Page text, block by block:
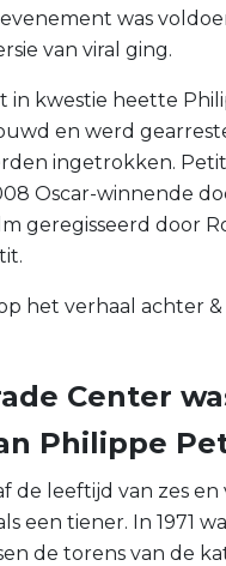
was
van viral ging.
in kwestie heette
en werd
ingetrokken.
Oscar-winnende
geregisseerd door
het verhaal achter &
Center
Philippe
de leeftijd van zes
een tiener. In 1971
de torens van de